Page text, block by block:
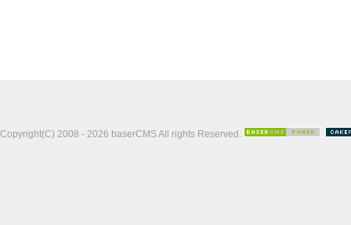
Copyright(C) 2008 - 2026 baserCMS All rights Reserved.